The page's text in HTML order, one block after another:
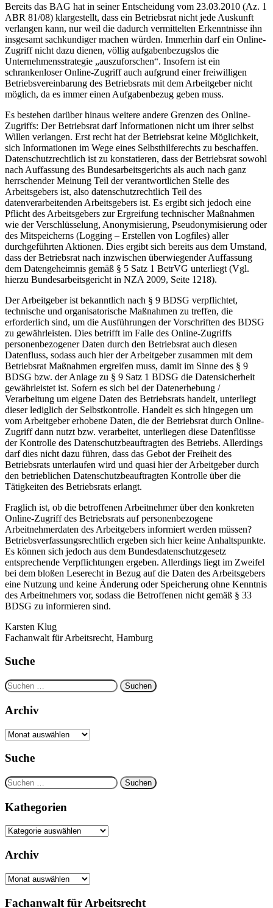
Bereits das BAG hat in seiner Entscheidung vom 23.03.2010 (Az. 1
ABR 81/08) klargestellt, dass ein Betriebsrat nicht jede Auskunft
verlangen kann, nur weil die dadurch vermittelten Erkenntnisse ihn
insgesamt sachkundiger machen würden. Immerhin darf ein Online-
Zugriff nicht dazu dienen, völlig aufgabenbezugslos die
Unternehmensstrategie „auszuforschen“. Insofern ist ein
schrankenloser Online-Zugriff auch aufgrund einer freiwilligen
Betriebsvereinbarung des Betriebsrats mit dem Arbeitgeber nicht
möglich, da es immer einen Aufgabenbezug geben muss.
Es bestehen darüber hinaus weitere andere Grenzen des Online-
Zugriffs: Der Betriebsrat darf Informationen nicht um ihrer selbst
Willen verlangen. Erst recht hat der Betriebsrat keine Möglichkeit,
sich Informationen im Wege eines Selbsthilferechts zu beschaffen.
Datenschutzrechtlich ist zu konstatieren, dass der Betriebsrat sowohl
nach Auffassung des Bundesarbeitsgerichts als auch nach ganz
herrschender Meinung Teil der verantwortlichen Stelle des
Arbeitsgebers ist, also datenschutzrechtlich Teil des
datenverarbeitenden Arbeitsgebers ist. Es ergibt sich jedoch eine
Pflicht des Arbeitsgebers zur Ergreifung technischer Maßnahmen
wie der Verschlüsselung, Anonymisierung, Pseudonymisierung oder
des Mitspeicherns (Logging – Erstellen von Logfiles) aller
durchgeführten Aktionen. Dies ergibt sich bereits aus dem Umstand,
dass der Betriebsrat nach inzwischen überwiegender Auffassung
dem Datengeheimnis gemäß § 5 Satz 1 BetrVG unterliegt (Vgl.
hierzu Bundesarbeitsgericht in NZA 2009, Seite 1218).
Der Arbeitgeber ist bekanntlich nach § 9 BDSG verpflichtet,
technische und organisatorische Maßnahmen zu treffen, die
erforderlich sind, um die Ausführungen der Vorschriften des BDSG
zu gewährleisten. Dies betrifft im Falle des Online-Zugriffs
personenbezogener Daten durch den Betriebsrat auch diesen
Datenfluss, sodass auch hier der Arbeitgeber zusammen mit dem
Betriebsrat Maßnahmen ergreifen muss, damit im Sinne des § 9
BDSG bzw. der Anlage zu § 9 Satz 1 BDSG die Datensicherheit
gewährleistet ist. Sofern es sich bei der Datenerhebung /
Verarbeitung um eigene Daten des Betriebsrats handelt, unterliegt
dieser lediglich der Selbstkontrolle. Handelt es sich hingegen um
vom Arbeitgeber erhobene Daten, die der Betriebsrat durch Online-
Zugriff dann nutzt bzw. verarbeitet, unterliegen diese Datenflüsse
der Kontrolle des Datenschutzbeauftragten des Betriebs. Allerdings
darf dies nicht dazu führen, dass das Gebot der Freiheit des
Betriebsrats unterlaufen wird und quasi hier der Arbeitgeber durch
den betrieblichen Datenschutzbeauftragten Kontrolle über die
Tätigkeiten des Betriebsrats erlangt.
Fraglich ist, ob die betroffenen Arbeitnehmer über den konkreten
Online-Zugriff des Betriebsrats auf personenbezogene
Arbeitnehmerdaten des Arbeitgebers informiert werden müssen?
Betriebsverfassungsrechtlich ergeben sich hier keine Anhaltspunkte.
Es können sich jedoch aus dem Bundesdatenschutzgesetz
entsprechende Verpflichtungen ergeben. Allerdings liegt im Zweifel
bei dem bloßen Leserecht in Bezug auf die Daten des Arbeitsgebers
eine Nutzung und keine Änderung oder Speicherung ohne Kenntnis
des Arbeitnehmers vor, sodass die Betroffenen nicht gemäß § 33
BDSG zu informieren sind.
Karsten Klug
Fachanwalt für Arbeitsrecht, Hamburg
Suche
Suchen
nach:
Archiv
Archiv
Suche
Suchen
nach:
Kathegorien
Kathegorien
Archiv
Archiv
Fachanwalt für Arbeitsrecht